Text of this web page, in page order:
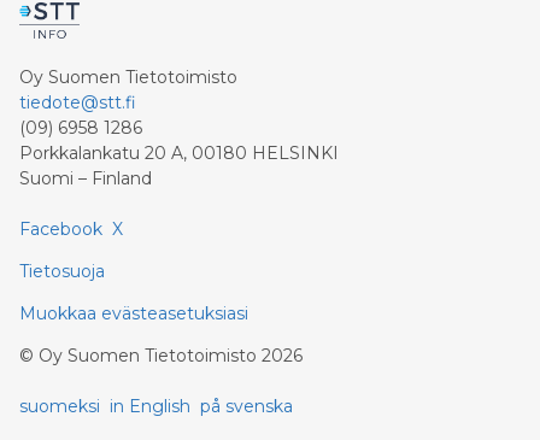
Oy Suomen Tietotoimisto
tiedote@stt.fi
(09) 6958 1286
Porkkalankatu 20 A, 00180 HELSINKI
Suomi – Finland
Facebook X
Tietosuoja
Muokkaa evästeasetuksiasi
© Oy Suomen Tietotoimisto 2026
suomeksi in English på svenska